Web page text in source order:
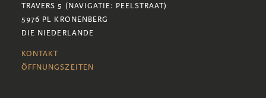
TRAVERS 5 (NAVIGATIE: PEELSTRAAT)
5976 PL KRONENBERG
DIE NIEDERLANDE
KONTAKT
ÖFFNUNGSZEITEN